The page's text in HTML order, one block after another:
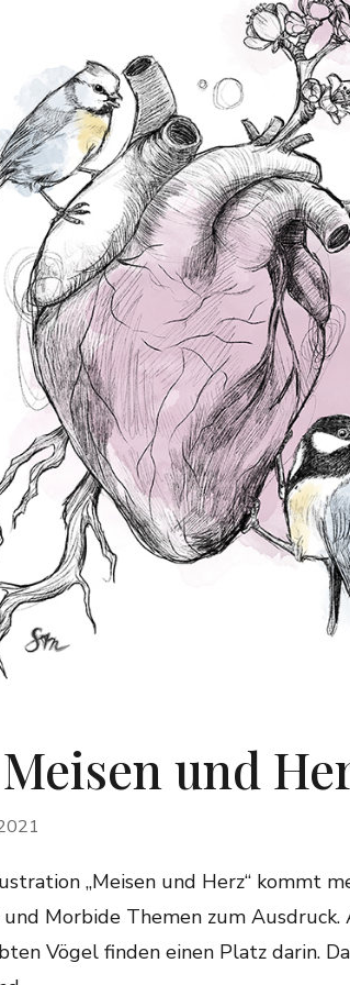
Meisen und
„Meisen und Herz“ kommt
Morbide Themen zum Ausdruck.
Vögel finden einen Platz darin.